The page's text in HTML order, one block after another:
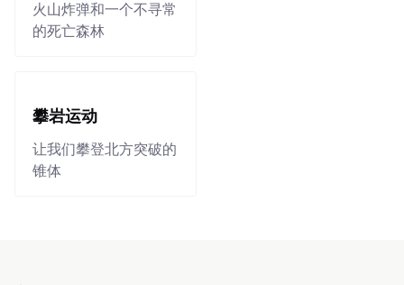
火山炸弹和一个不寻常
的死亡森林
攀岩运动
让我们攀登北方突破的
锥体